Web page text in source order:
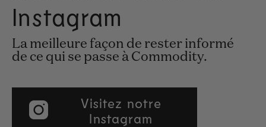
Instagram
La meilleure façon de rester informé
de ce qui se passe à Commodity.
Visitez notre
Instagram